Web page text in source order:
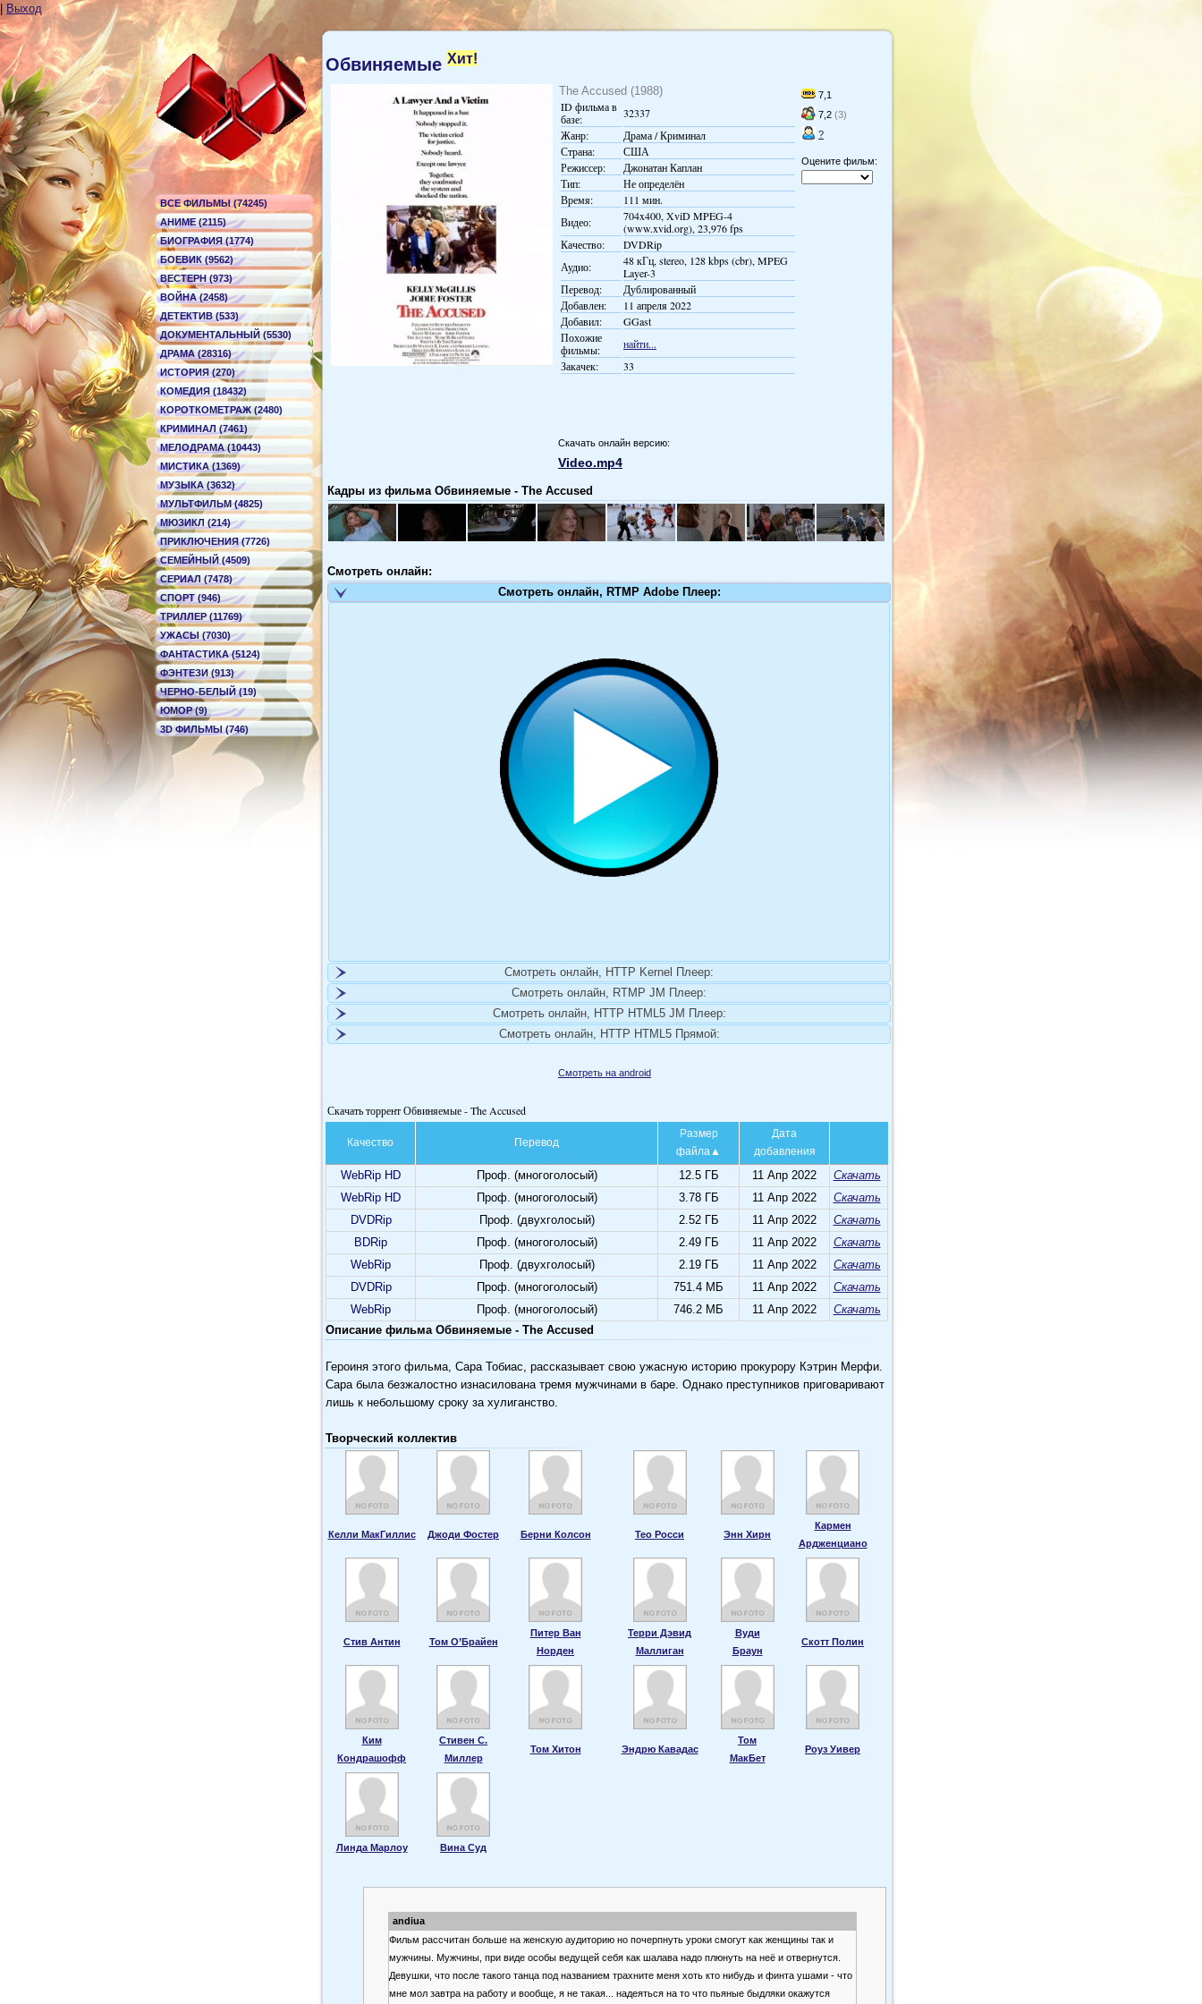
Выход
ВСЕ ФИЛЬМЫ (74245)
АНИМЕ (2115)
БИОГРАФИЯ (1774)
БОЕВИК (9562)
ВЕСТЕРН (973)
ВОЙНА (2458)
ДЕТЕКТИВ (533)
ДОКУМЕНТАЛЬНЫЙ (5530)
ДРАМА (28316)
ИСТОРИЯ (270)
КОМЕДИЯ (18432)
КОРОТКОМЕТРАЖ (2480)
КРИМИНАЛ (7461)
МЕЛОДРАМА (10443)
МИСТИКА (1369)
МУЗЫКА (3632)
МУЛЬТФИЛЬМ (4825)
МЮЗИКЛ (214)
ПРИКЛЮЧЕНИЯ (7726)
СЕМЕЙНЫЙ (4509)
СЕРИАЛ (7478)
СПОРТ (946)
ТРИЛЛЕР (11769)
УЖАСЫ (7030)
ФАНТАСТИКА (5124)
ФЭНТЕЗИ (913)
ЧЕРНО-БЕЛЫЙ (19)
ЮМОР (9)
3D ФИЛЬМЫ (746)
Обвиняемые Хит!
7,1
7,2 (3)
?
Оцените фильм:
The Accused (1988)
ID фильма в
базе:
32337
Жанр:
Драма / Криминал
Страна:
США
Режиссер:
Джонатан Каплан
Тип:
Не определён
Время:
111 мин.
Видео:
704x400, XviD MPEG-4
(www.xvid.org), 23,976 fps
Качество:
DVDRip
Аудио:
48 кГц, stereo, 128 kbps (cbr), MPEG
Layer-3
Перевод:
Дублированный
Добавлен:
11 апреля 2022
Добавил:
GGast
Похожие
фильмы:
найти...
Закачек:
33
Скачать онлайн версию:
Video.mp4
Кадры из фильма Обвиняемые - The Accused
Смотреть онлайн:
Смотреть онлайн, RTMP Adobe Плеер:
Смотреть онлайн, HTTP Kernel Плеер:
Смотреть онлайн, RTMP JM Плеер:
Смотреть онлайн, HTTP HTML5 JM Плеер:
Смотреть онлайн, HTTP HTML5 Прямой:
Смотреть на android
Скачать торрент Обвиняемые - The Accused
Качество Перевод
Размер
файла
Дата
добавления
WebRip HD Проф. (многоголосый) 12.5 ГБ 11 Апр 2022
Скачать
WebRip HD
Проф. (многоголосый) 3.78 ГБ 11 Апр 2022
Скачать
DVDRip
Проф. (двухголосый) 2.52 ГБ 11 Апр 2022
Скачать
BDRip
Проф. (многоголосый) 2.49 ГБ 11 Апр 2022
Скачать
WebRip
Проф. (двухголосый) 2.19 ГБ 11 Апр 2022
Скачать
DVDRip
Проф. (многоголосый) 751.4 МБ 11 Апр 2022
Скачать
WebRip
Проф. (многоголосый) 746.2 МБ 11 Апр 2022
Скачать
Описание фильма Обвиняемые - The Accused
Героиня этого фильма, Сара Тобиас, рассказывает свою ужасную историю прокурору Кэтрин Мерфи.
Сара была безжалостно изнасилована тремя мужчинами в баре. Однако преступников приговаривают
лишь к небольшому сроку за хулиганство.
Творческий коллектив
Келли МакГиллис Джоди Фостер Берни Колсон Тео Росси Энн Хирн
Кармен
Ардженциано
Стив Антин Том О’Брайен
Питер Ван
Норден
Терри Дэвид
Маллиган
Вуди
Браун
Скотт Полин
Ким
Кондрашофф
Стивен С.
Миллер
Том Хитон Эндрю Кавадас
Том
МакБет
Роуз Уивер
Линда Марлоу Вина Суд
andiua
Фильм рассчитан больше на женскую аудиторию но почерпнуть уроки смогут как женщины так и
мужчины. Мужчины, при виде особы ведущей себя как шалава надо плюнуть на неё и отвернутся.
Девушки, что после такого танца под названием трахните меня хоть кто нибудь и финта ушами - что
мне мол завтра на работу и вообще, я не такая... надеяться на то что пьяные быдляки окажутся